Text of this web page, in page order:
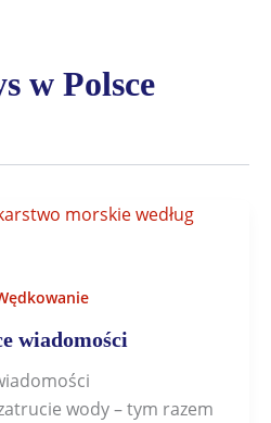
w Polsce
wiadomości
wody – tym razem